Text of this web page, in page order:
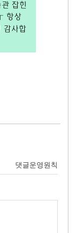
댓글운영원칙